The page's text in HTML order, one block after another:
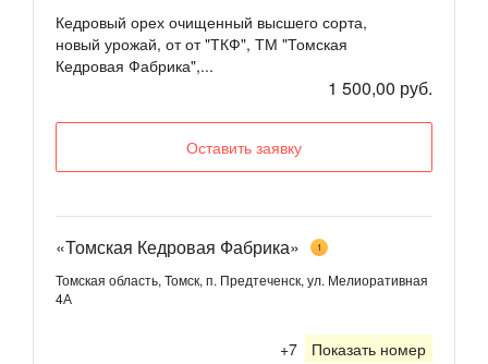
Кедровый орех очищенный высшего сорта,
новый урожай, от от "ТКФ", ТМ "Томская
Кедровая Фабрика",...
1 500,00 руб.
Оставить заявку
«Томская Кедровая Фабрика» 1
Томская область, Томск, п. Предтеченск, ул. Мелиоративная
4А
+7 Показать номер